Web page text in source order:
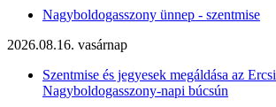
Nagyboldogasszony ünnep - szentmise
2026.08.16. vasárnap
Szentmise és jegyesek megáldása az Ercsi
Nagyboldogasszony-napi búcsún